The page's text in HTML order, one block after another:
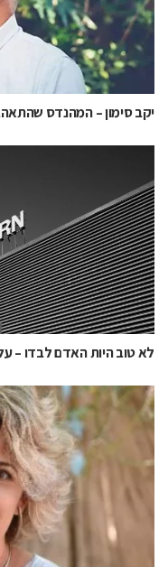
יקב סימון – המהנדס
לא טוב היות האדם לבדו –